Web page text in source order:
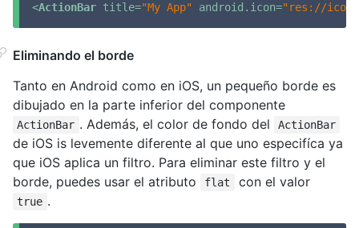
<ActionBar title="My App" android.icon="res://icon"
Eliminando el borde
Tanto en Android como en iOS, un pequeño borde es
dibujado en la parte inferior del componente
ActionBar . Además, el color de fondo del ActionBar
de iOS is levemente diferente al que uno especifíca ya
que iOS aplica un filtro. Para eliminar este filtro y el
borde, puedes usar el atributo
flat con el valor
true .